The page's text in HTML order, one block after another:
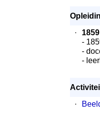
·
1859
-
-
-
·